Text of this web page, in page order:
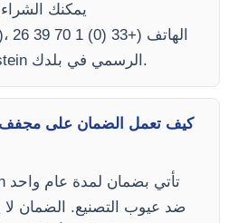
يمكنك الشراء
)، الهاتف
50) أو عبر موقع Kalstein الرسمي في بلدك.
كيف تعمل الضمان على مجفف
ضد عيوب التصنيع. الضمان لا